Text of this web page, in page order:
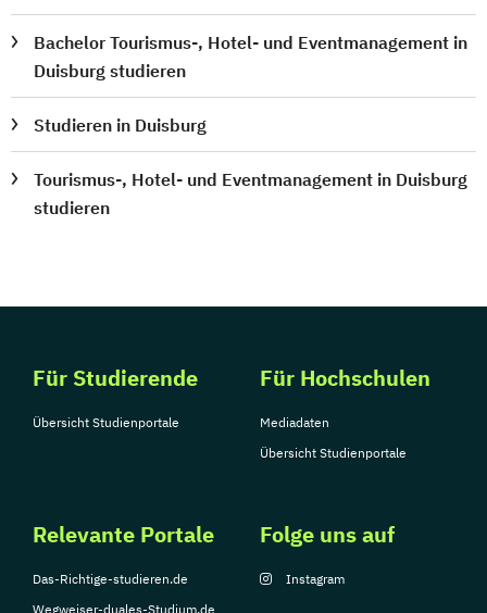
Bachelor Tourismus-, Hotel- und Eventmanagement in
Duisburg studieren
Studieren in Duisburg
Tourismus-, Hotel- und Eventmanagement in Duisburg
studieren
Für Studierende
Übersicht Studienportale
Für Hochschulen
Mediadaten
Übersicht Studienportale
Relevante Portale
Das-Richtige-studieren.de
Wegweiser-duales-Studium.de
Folge uns auf
Instagram